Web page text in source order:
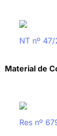
NT nº 47/
Material de
Res nº